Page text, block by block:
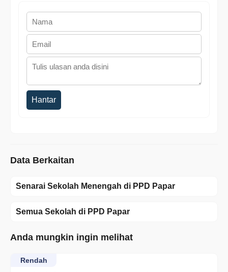
Hantar
Data Berkaitan
Senarai Sekolah Menengah di PPD Papar
Semua Sekolah di PPD Papar
Anda mungkin ingin melihat
Rendah